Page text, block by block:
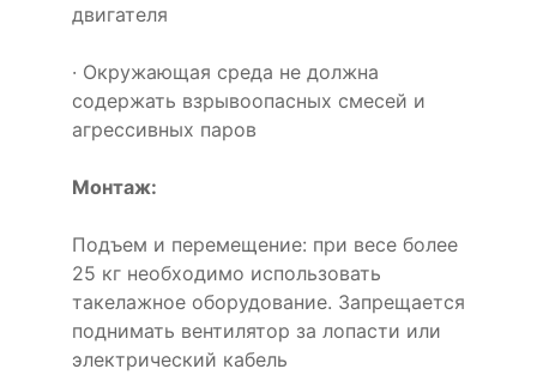
двигателя
· Окружающая среда не должна
содержать взрывоопасных смесей и
агрессивных паров
Монтаж:
Подъем и перемещение: при весе более
25 кг необходимо использовать
такелажное оборудование. Запрещается
поднимать вентилятор за лопасти или
электрический кабель